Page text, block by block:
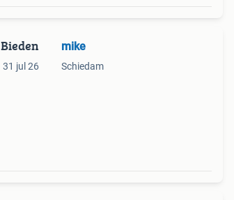
Bieden
31 jul 26
mike
Schiedam